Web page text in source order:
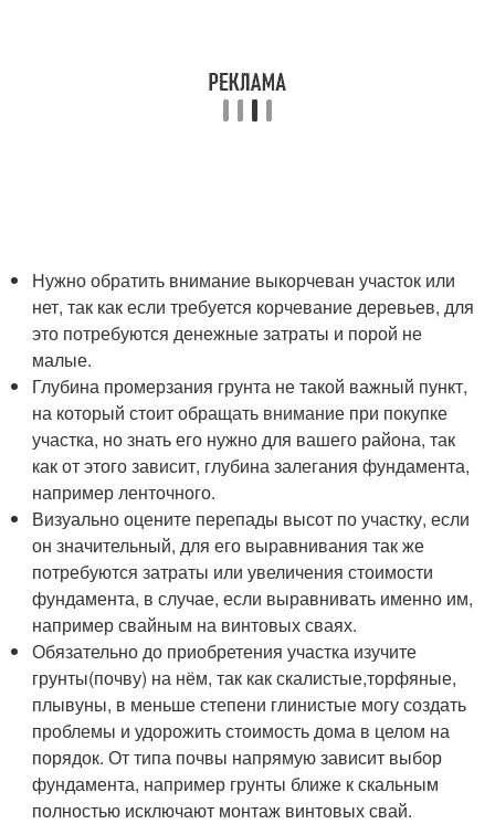
Нужно обратить внимание выкорчеван участок или
нет, так как если требуется корчевание деревьев, для
это потребуются денежные затраты и порой не
малые.
Глубина промерзания грунта не такой важный пункт,
на который стоит обращать внимание при покупке
участка, но знать его нужно для вашего района, так
как от этого зависит, глубина залегания фундамента,
например ленточного.
Визуально оцените перепады высот по участку, если
он значительный, для его выравнивания так же
потребуются затраты или увеличения стоимости
фундамента, в случае, если выравнивать именно им,
например свайным на винтовых сваях.
Обязательно до приобретения участка изучите
грунты(почву) на нём, так как скалистые,торфяные,
плывуны, в меньше степени глинистые могу создать
проблемы и удорожить стоимость дома в целом на
порядок. От типа почвы напрямую зависит выбор
фундамента, например грунты ближе к скальным
полностью исключают монтаж винтовых свай.